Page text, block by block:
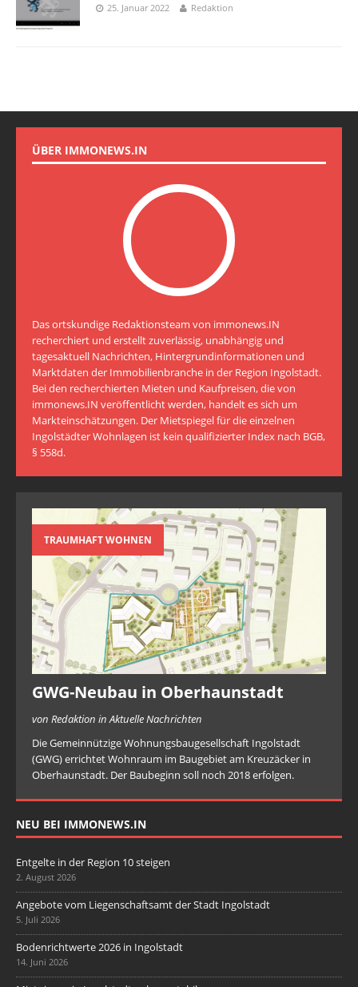
25. Januar 2022 Redaktion
ÜBER IMMONEWS.IN
Das ortskundige Redaktionsteam von immonews.IN
recherchiert und erstellt zuverlässig, unabhängig und
tagesaktuell Nachrichten, Hintergrundinformationen und
Marktdaten der Immobilienbranche in der Region Ingolstadt.
Bei den recherchierten Mieten und Kaufpreisen, die von
immonews.IN veröffentlicht werden, handelt es sich um
Markteinschätzungen. Der Mietspiegel für die einzelnen
Ingolstädter Wohnlagen ist kein qualifizierter Index nach BGB,
§ 558d.
TRAUMHAFT WOHNEN
GWG-Neubau in Oberhaunstadt
von Redaktion in Aktuelle Nachrichten
Die Gemeinnützige Wohnungsbaugesellschaft Ingolstadt
(GWG) errichtet Wohnraum im Baugebiet am Kreuzäcker in
Oberhaunstadt. Der Baubeginn soll noch 2018 erfolgen.
NEU BEI IMMONEWS.IN
Entgelte in der Region 10 steigen
2. August 2026
Angebote vom Liegenschaftsamt der Stadt Ingolstadt
5. Juli 2026
Bodenrichtwerte 2026 in Ingolstadt
14. Juni 2026